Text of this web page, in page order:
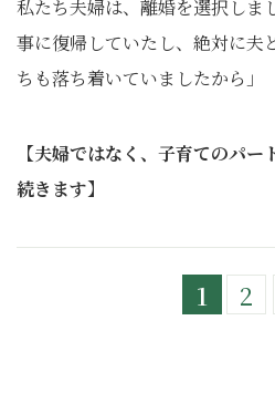
私たち夫婦は、離婚を選択しま
事に復帰していたし、絶対に夫
ちも落ち着いていましたから」
【夫婦ではなく、子育てのパー
続きます】
1 2